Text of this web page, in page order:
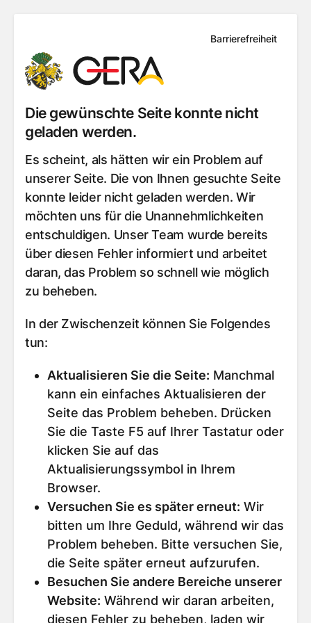
Barrierefreiheit
Die gewünschte Seite konnte nicht
geladen werden.
Es scheint, als hätten wir ein Problem auf
unserer Seite. Die von Ihnen gesuchte Seite
konnte leider nicht geladen werden. Wir
möchten uns für die Unannehmlichkeiten
entschuldigen. Unser Team wurde bereits
über diesen Fehler informiert und arbeitet
daran, das Problem so schnell wie möglich
zu beheben.
In der Zwischenzeit können Sie Folgendes
tun:
Aktualisieren Sie die Seite: Manchmal
kann ein einfaches Aktualisieren der
Seite das Problem beheben. Drücken
Sie die Taste F5 auf Ihrer Tastatur oder
klicken Sie auf das
Aktualisierungssymbol in Ihrem
Browser.
Versuchen Sie es später erneut: Wir
bitten um Ihre Geduld, während wir das
Problem beheben. Bitte versuchen Sie,
die Seite später erneut aufzurufen.
Besuchen Sie andere Bereiche unserer
Website: Während wir daran arbeiten,
diesen Fehler zu beheben, laden wir